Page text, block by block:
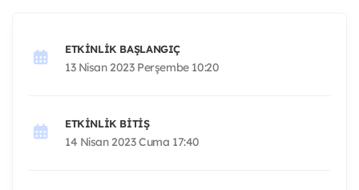
ETKINLIK BAŞLANGIÇ
13 Nisan 2023 Perşembe 10:20
ETKINLIK BITIŞ
14 Nisan 2023 Cuma 17:40